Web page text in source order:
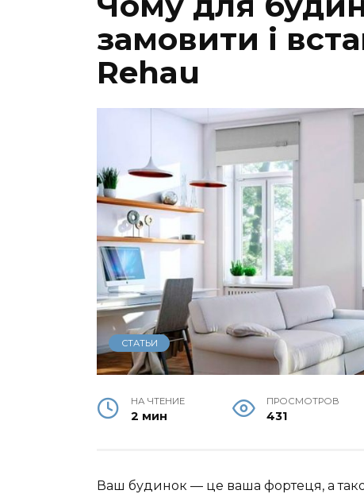
замовити і
Rehau
СТАТЬИ
НА ЧТЕНИЕ
2 мин
ПРОСМОТРОВ
431
Ваш будинок — це ваша фортеця, а